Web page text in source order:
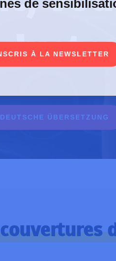
ÜBERSETZUNG
de
À LA NEWSLETTER